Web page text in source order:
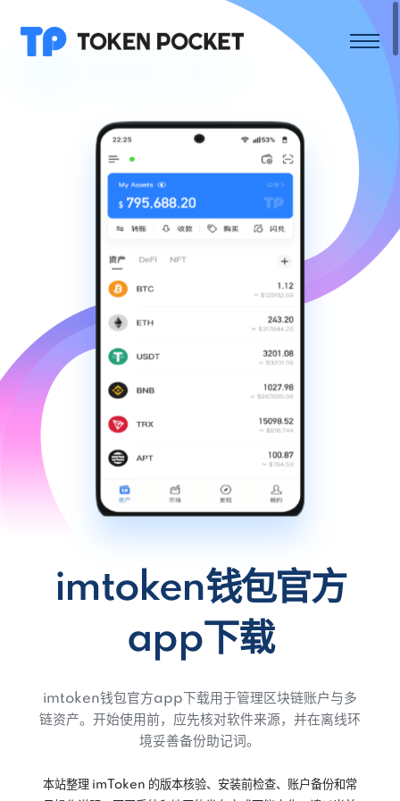
imtoken钱包官方
app下载
imtoken钱包官方app下载用于管理区块链账户与多
链资产。开始使用前，应先核对软件来源，并在离线环
境妥善备份助记词。
本站整理 imToken 的版本核验、安装前检查、账户备份和常